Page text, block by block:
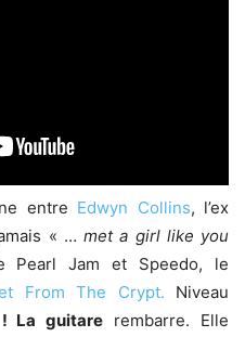
entre Edwyn Collins, l’ex
« … met a girl like you
Pearl Jam et Speedo, le
From The Crypt. Niveau
! La guitare rembarre. Elle